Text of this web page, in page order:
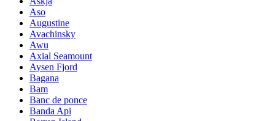
Aso
Augustine
Avachinsky
Awu
Axial Seamount
Aysen Fjord
Bagana
Bam
Banc de ponce
Banda Api